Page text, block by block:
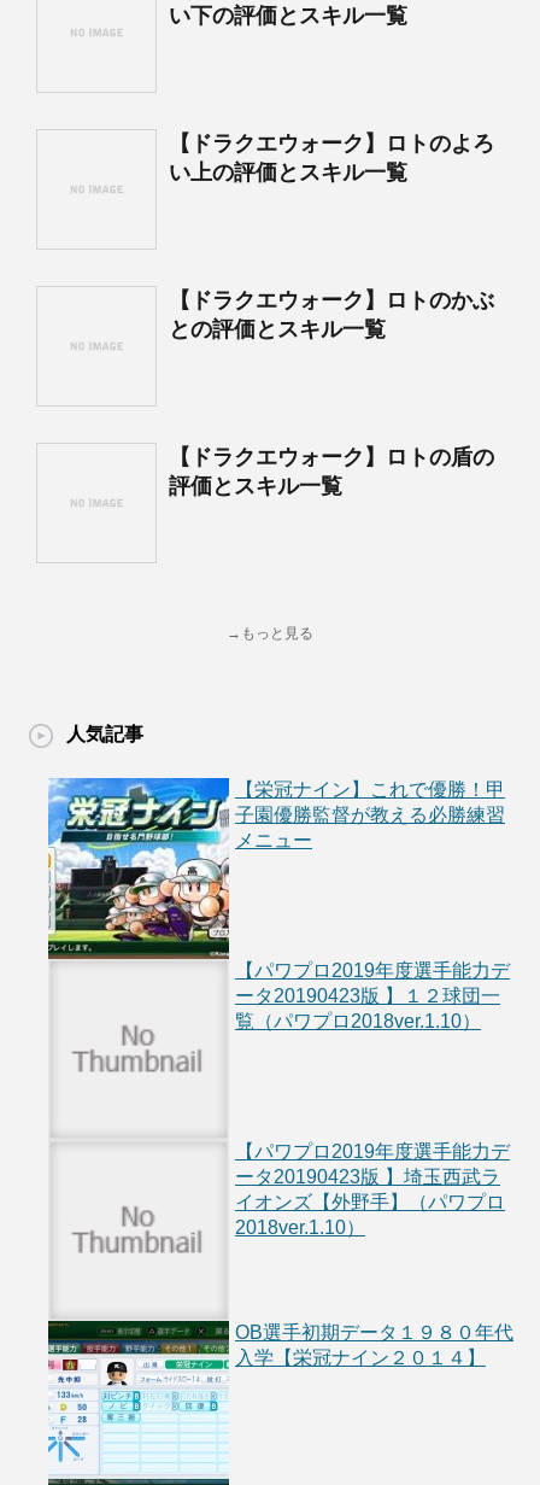
い下の評価とスキル一覧
【ドラクエウォーク】ロトのよろ
い上の評価とスキル一覧
【ドラクエウォーク】ロトのかぶ
との評価とスキル一覧
【ドラクエウォーク】ロトの盾の
評価とスキル一覧
→もっと見る
人気記事
【栄冠ナイン】これで優勝！甲
子園優勝監督が教える必勝練習
メニュー
【パワプロ2019年度選手能力デ
ータ20190423版 】１２球団一
覧（パワプロ2018ver.1.10）
【パワプロ2019年度選手能力デ
ータ20190423版 】埼玉西武ラ
イオンズ【外野手】（パワプロ
2018ver.1.10）
OB選手初期データ１９８０年代
入学【栄冠ナイン２０１４】